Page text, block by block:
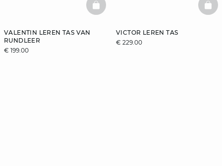
VALENTIN LEREN TAS VAN
RUNDLEER
€ 199.00
BASKETFULL
VICTOR LEREN TAS
€ 229.00